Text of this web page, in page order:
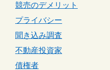
競売のデメリット
プライバシー
聞き込み調査
不動産投資家
債権者